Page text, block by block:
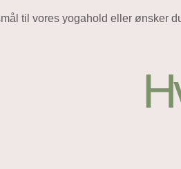
til vores yogahold eller ønsker